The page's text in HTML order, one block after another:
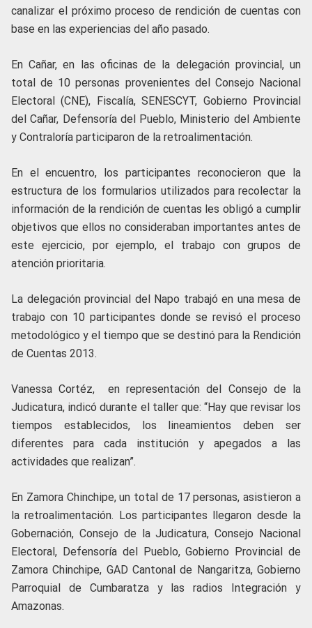
canalizar el próximo proceso de rendición de cuentas con
base en las experiencias del año pasado.
En Cañar, en las oficinas de la delegación provincial, un
total de 10 personas provenientes del Consejo Nacional
Electoral (CNE), Fiscalía, SENESCYT, Gobierno Provincial
del Cañar, Defensoría del Pueblo, Ministerio del Ambiente
y Contraloría participaron de la retroalimentación.
En el encuentro, los participantes reconocieron que la
estructura de los formularios utilizados para recolectar la
información de la rendición de cuentas les obligó a cumplir
objetivos que ellos no consideraban importantes antes de
este ejercicio, por ejemplo, el trabajo con grupos de
atención prioritaria.
La delegación provincial del Napo trabajó en una mesa de
trabajo con 10 participantes donde se revisó el proceso
metodológico y el tiempo que se destinó para la Rendición
de Cuentas 2013.
Vanessa Cortéz, en representación del Consejo de la
Judicatura, indicó durante el taller que: “Hay que revisar los
tiempos establecidos, los lineamientos deben ser
diferentes para cada institución y apegados a las
actividades que realizan”.
En Zamora Chinchipe, un total de 17 personas, asistieron a
la retroalimentación. Los participantes llegaron desde la
Gobernación, Consejo de la Judicatura, Consejo Nacional
Electoral, Defensoría del Pueblo, Gobierno Provincial de
Zamora Chinchipe, GAD Cantonal de Nangaritza, Gobierno
Parroquial de Cumbaratza y las radios Integración y
Amazonas.